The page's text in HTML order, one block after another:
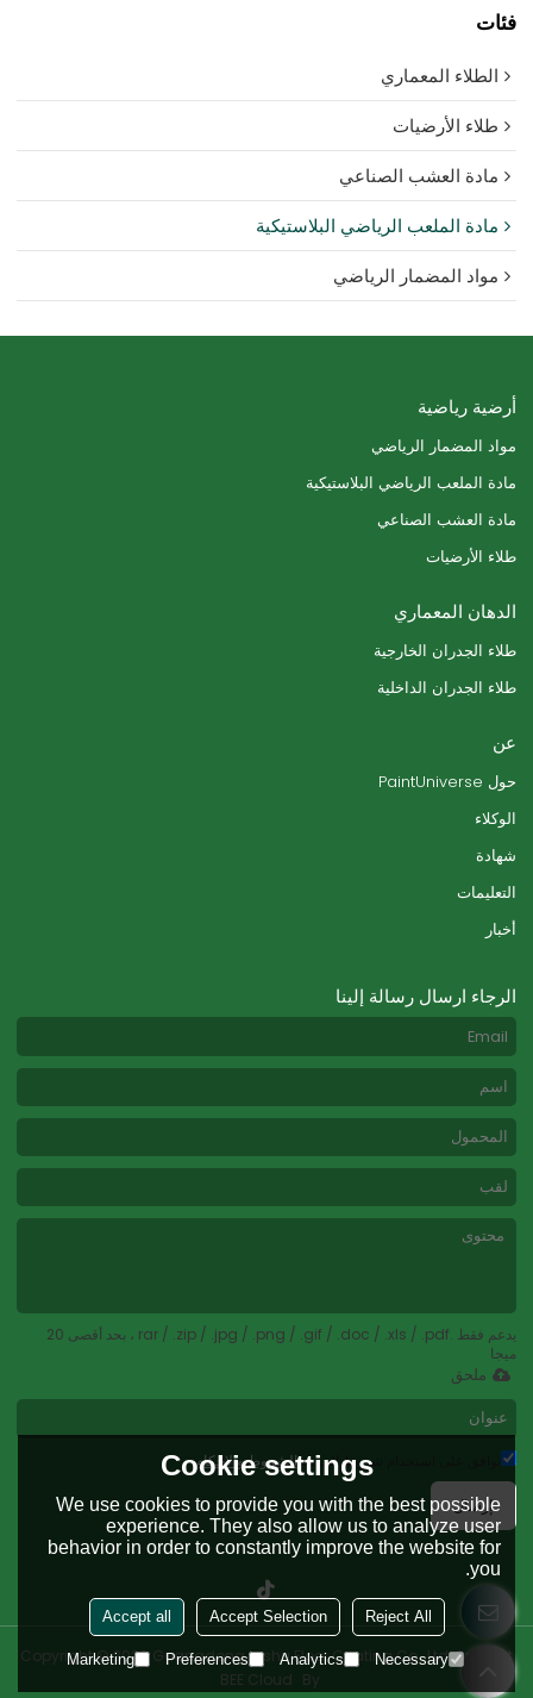
فئات
الطلاء المعماري
طلاء الأرضيات
مادة العشب الصناعي
مادة الملعب الرياضي البلاستيكية
مواد المضمار الرياضي
أرضية رياضية
مواد المضمار الرياضي
مادة الملعب الرياضي البلاستيكية
مادة العشب الصناعي
طلاء الأرضيات
الدهان المعماري
طلاء الجدران الخارجية
طلاء الجدران الداخلية
عن
حول PaintUniverse
الوكلاء
شهادة
التعليمات
أخبار
الرجاء ارسال رسالة إلينا
يدعم فقط .rar / .zip / .jpg / .png / .gif / .doc / .xls / .pdf ، بحد أقصى 20
ميجا
ملحق
توافق على استخدام شروط الخدمة,الشروط والاحكام
إرسال
Copyright © 2026Guangdong Lvshu Floor Coating Co., Ltd.Support
By
BEE Cloud
Cookie settings
We use cookies to provide you with the best possible
experience. They also allow us to analyze user
behavior in order to constantly improve the website for
you.
Reject All
Accept Selection
Accept all
Necessary
Analytics
Preferences
Marketing